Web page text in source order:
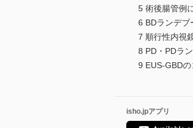
5 術後腸管例
6 BDランデブ
7 順行性内視
8 PD・PDラ
9 EUS-GBD
isho.jpアプリ